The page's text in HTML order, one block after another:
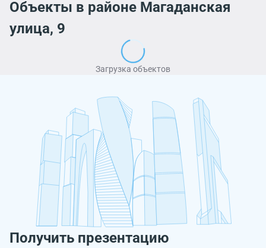
Объекты в районе Магаданская
улица, 9
Загрузка объектов
Получить презентацию